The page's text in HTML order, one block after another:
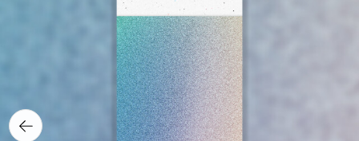
뒤로가
기